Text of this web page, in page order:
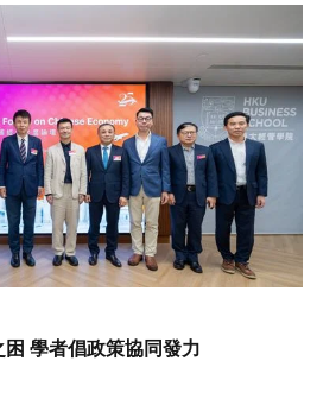
學者倡政策協同發力